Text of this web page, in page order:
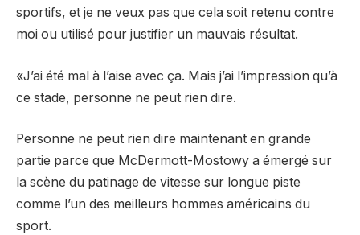
sportifs, et je ne veux pas que cela soit retenu contre
moi ou utilisé pour justifier un mauvais résultat.
«J’ai été mal à l’aise avec ça. Mais j’ai l’impression qu’à
ce stade, personne ne peut rien dire.
Personne ne peut rien dire maintenant en grande
partie parce que McDermott-Mostowy a émergé sur
la scène du patinage de vitesse sur longue piste
comme l’un des meilleurs hommes américains du
sport.